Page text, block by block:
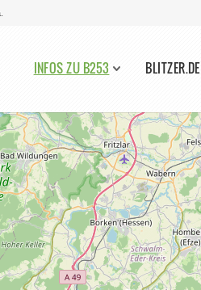
Bitte auswählen
INFOS ZU B253 BLITZER.DE